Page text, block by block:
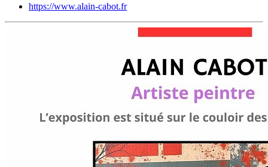
https://www.alain-cabot.fr